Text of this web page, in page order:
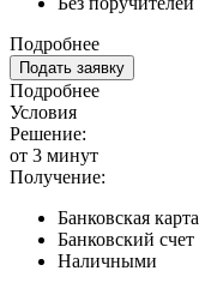
Подробнее
Подать заявку
Подробнее
Условия
Решение:
от 3 минут
Получение:
Банковская карта
Банковский счет
Наличными